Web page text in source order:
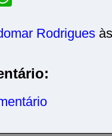
s
A
Rodrigues